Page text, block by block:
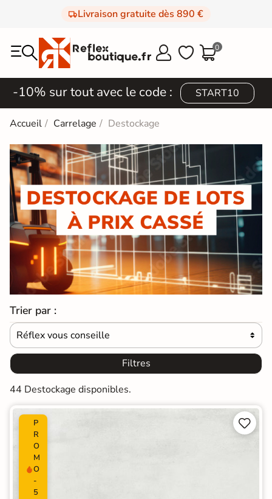
Livraison gratuite dès 890 €
  0
-10% sur tout avec le code : START10
Accueil Carrelage Destockage
Trier par :
Réflex vous conseille 
Filtres
44 Destockage disponibles.
P
R
O
M
O
-
5

